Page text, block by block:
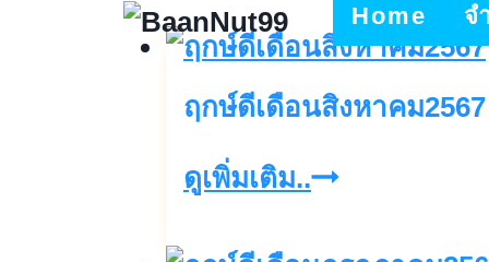
Home จ
ฤกษ์ดีเดือนสิงหาคม2567
ดูเพิ่มเติม..ฤกษ์